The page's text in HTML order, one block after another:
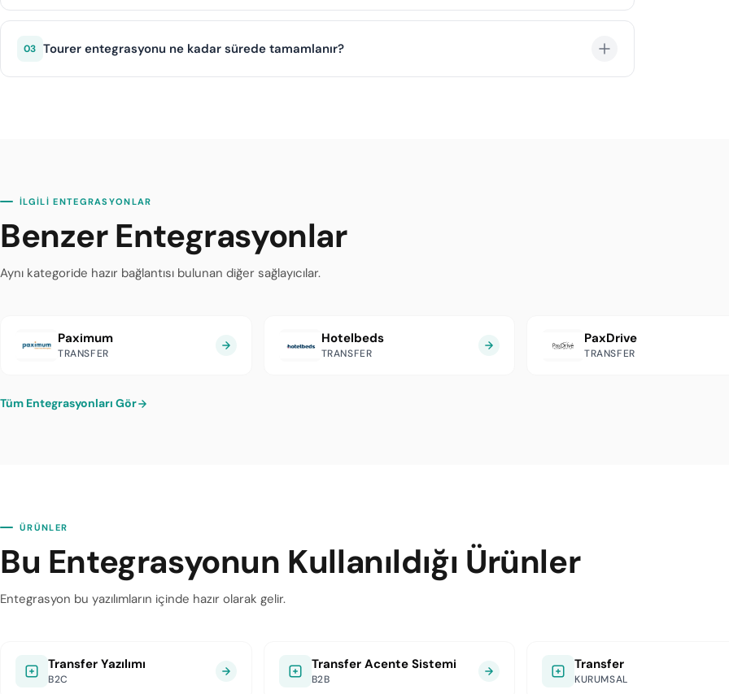
Tourer, Türkiye başta olmak üzere popüler turizm destinasyonlarında geniş bir hizmet ağına sahiptir.
03 Tourer entegrasyonu ne kadar sürede tamamlanır?
İLGİLİ ENTEGRASYONLAR
Benzer Entegrasyonlar
Aynı kategoride hazır bağlantısı bulunan diğer sağlayıcılar.
Paximum
TRANSFER
Hotelbeds
TRANSFER
PaxDrive
TRANSFER
Tüm Entegrasyonları Gör
ÜRÜNLER
Bu Entegrasyonun Kullanıldığı Ürünler
Entegrasyon bu yazılımların içinde hazır olarak gelir.
Transfer Yazılımı
B2C
Transfer Acente Sistemi
B2B
Transfer
KURUMSAL